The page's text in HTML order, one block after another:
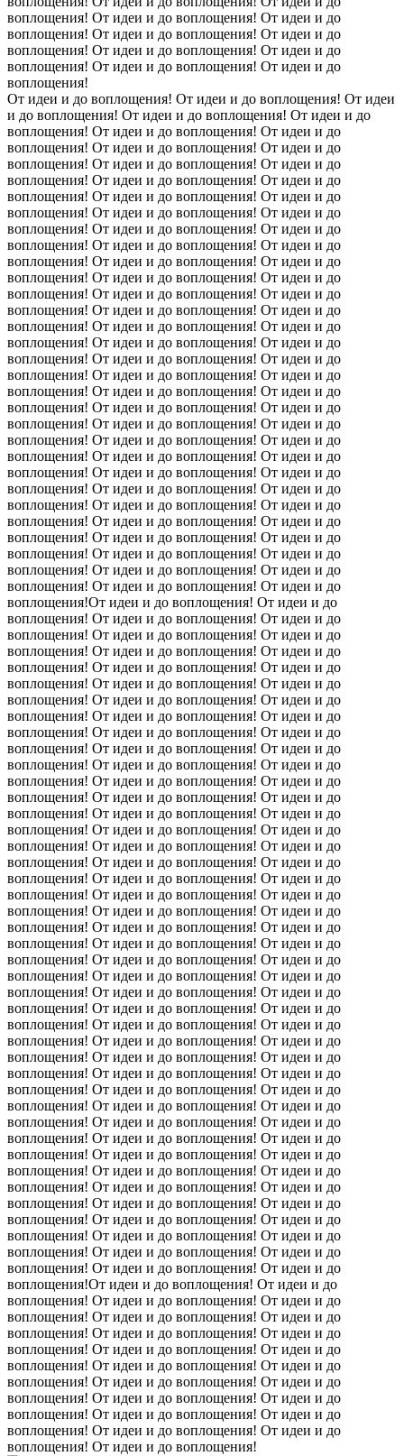
воплощения! От идеи и до воплощения! От идеи и до
воплощения! От идеи и до воплощения! От идеи и до
воплощения! От идеи и до воплощения! От идеи и до
воплощения! От идеи и до воплощения! От идеи и до
воплощения!
От идеи и до воплощения! От идеи и до воплощения! От идеи
и до воплощения! От идеи и до воплощения! От идеи и до
воплощения! От идеи и до воплощения! От идеи и до
воплощения! От идеи и до воплощения! От идеи и до
воплощения! От идеи и до воплощения! От идеи и до
воплощения! От идеи и до воплощения! От идеи и до
воплощения! От идеи и до воплощения! От идеи и до
воплощения! От идеи и до воплощения! От идеи и до
воплощения! От идеи и до воплощения! От идеи и до
воплощения! От идеи и до воплощения! От идеи и до
воплощения! От идеи и до воплощения! От идеи и до
воплощения! От идеи и до воплощения! От идеи и до
воплощения! От идеи и до воплощения! От идеи и до
воплощения! От идеи и до воплощения! От идеи и до
воплощения! От идеи и до воплощения! От идеи и до
воплощения! От идеи и до воплощения! От идеи и до
воплощения! От идеи и до воплощения! От идеи и до
воплощения! От идеи и до воплощения! От идеи и до
воплощения! От идеи и до воплощения! От идеи и до
воплощения! От идеи и до воплощения! От идеи и до
воплощения! От идеи и до воплощения! От идеи и до
воплощения! От идеи и до воплощения! От идеи и до
воплощения! От идеи и до воплощения! От идеи и до
воплощения! От идеи и до воплощения! От идеи и до
воплощения! От идеи и до воплощения! От идеи и до
воплощения! От идеи и до воплощения! От идеи и до
воплощения! От идеи и до воплощения! От идеи и до
воплощения! От идеи и до воплощения! От идеи и до
воплощения! От идеи и до воплощения! От идеи и до
воплощения! От идеи и до воплощения! От идеи и до
воплощения! От идеи и до воплощения! От идеи и до
воплощения!От идеи и до воплощения! От идеи и до
воплощения! От идеи и до воплощения! От идеи и до
воплощения! От идеи и до воплощения! От идеи и до
воплощения! От идеи и до воплощения! От идеи и до
воплощения! От идеи и до воплощения! От идеи и до
воплощения! От идеи и до воплощения! От идеи и до
воплощения! От идеи и до воплощения! От идеи и до
воплощения! От идеи и до воплощения! От идеи и до
воплощения! От идеи и до воплощения! От идеи и до
воплощения! От идеи и до воплощения! От идеи и до
воплощения! От идеи и до воплощения! От идеи и до
воплощения! От идеи и до воплощения! От идеи и до
воплощения! От идеи и до воплощения! От идеи и до
воплощения! От идеи и до воплощения! От идеи и до
воплощения! От идеи и до воплощения! От идеи и до
воплощения! От идеи и до воплощения! От идеи и до
воплощения! От идеи и до воплощения! От идеи и до
воплощения! От идеи и до воплощения! От идеи и до
воплощения! От идеи и до воплощения! От идеи и до
воплощения! От идеи и до воплощения! От идеи и до
воплощения! От идеи и до воплощения! От идеи и до
воплощения! От идеи и до воплощения! От идеи и до
воплощения! От идеи и до воплощения! От идеи и до
воплощения! От идеи и до воплощения! От идеи и до
воплощения! От идеи и до воплощения! От идеи и до
воплощения! От идеи и до воплощения! От идеи и до
воплощения! От идеи и до воплощения! От идеи и до
воплощения! От идеи и до воплощения! От идеи и до
воплощения! От идеи и до воплощения! От идеи и до
воплощения! От идеи и до воплощения! От идеи и до
воплощения! От идеи и до воплощения! От идеи и до
воплощения! От идеи и до воплощения! От идеи и до
воплощения! От идеи и до воплощения! От идеи и до
воплощения! От идеи и до воплощения! От идеи и до
воплощения! От идеи и до воплощения! От идеи и до
воплощения! От идеи и до воплощения! От идеи и до
воплощения! От идеи и до воплощения! От идеи и до
воплощения! От идеи и до воплощения! От идеи и до
воплощения! От идеи и до воплощения! От идеи и до
воплощения! От идеи и до воплощения! От идеи и до
воплощения! От идеи и до воплощения! От идеи и до
воплощения! От идеи и до воплощения! От идеи и до
воплощения!От идеи и до воплощения! От идеи и до
воплощения! От идеи и до воплощения! От идеи и до
воплощения! От идеи и до воплощения! От идеи и до
воплощения! От идеи и до воплощения! От идеи и до
воплощения! От идеи и до воплощения! От идеи и до
воплощения! От идеи и до воплощения! От идеи и до
воплощения! От идеи и до воплощения! От идеи и до
воплощения! От идеи и до воплощения! От идеи и до
воплощения! От идеи и до воплощения! От идеи и до
воплощения! От идеи и до воплощения! От идеи и до
воплощения! От идеи и до воплощения!